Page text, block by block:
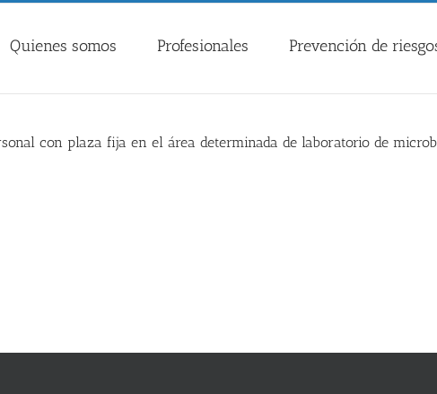
Quienes somos Profesionales Prevención de
con plaza fija en el área determinada de laboratorio de